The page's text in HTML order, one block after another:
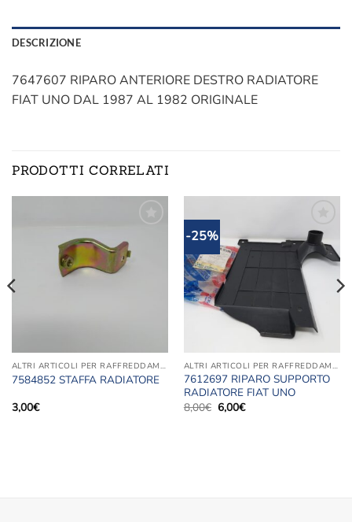
DESCRIZIONE
7647607 RIPARO ANTERIORE DESTRO RADIATORE
FIAT UNO DAL 1987 AL 1982 ORIGINALE
PRODOTTI CORRELATI
alla lista
desideri
ALTRI ARTICOLI PER RAFFREDDAMENTO MOTORE
7584852 STAFFA RADIATORE
3,00€
-25%
Aggiungi
alla lista
dei
desideri
ALTRI ARTICOLI PER RAFFREDDAMENTO MOTORE
7612697 RIPARO SUPPORTO
RADIATORE FIAT UNO
8,00€ Il
prezzo
6,00€Il